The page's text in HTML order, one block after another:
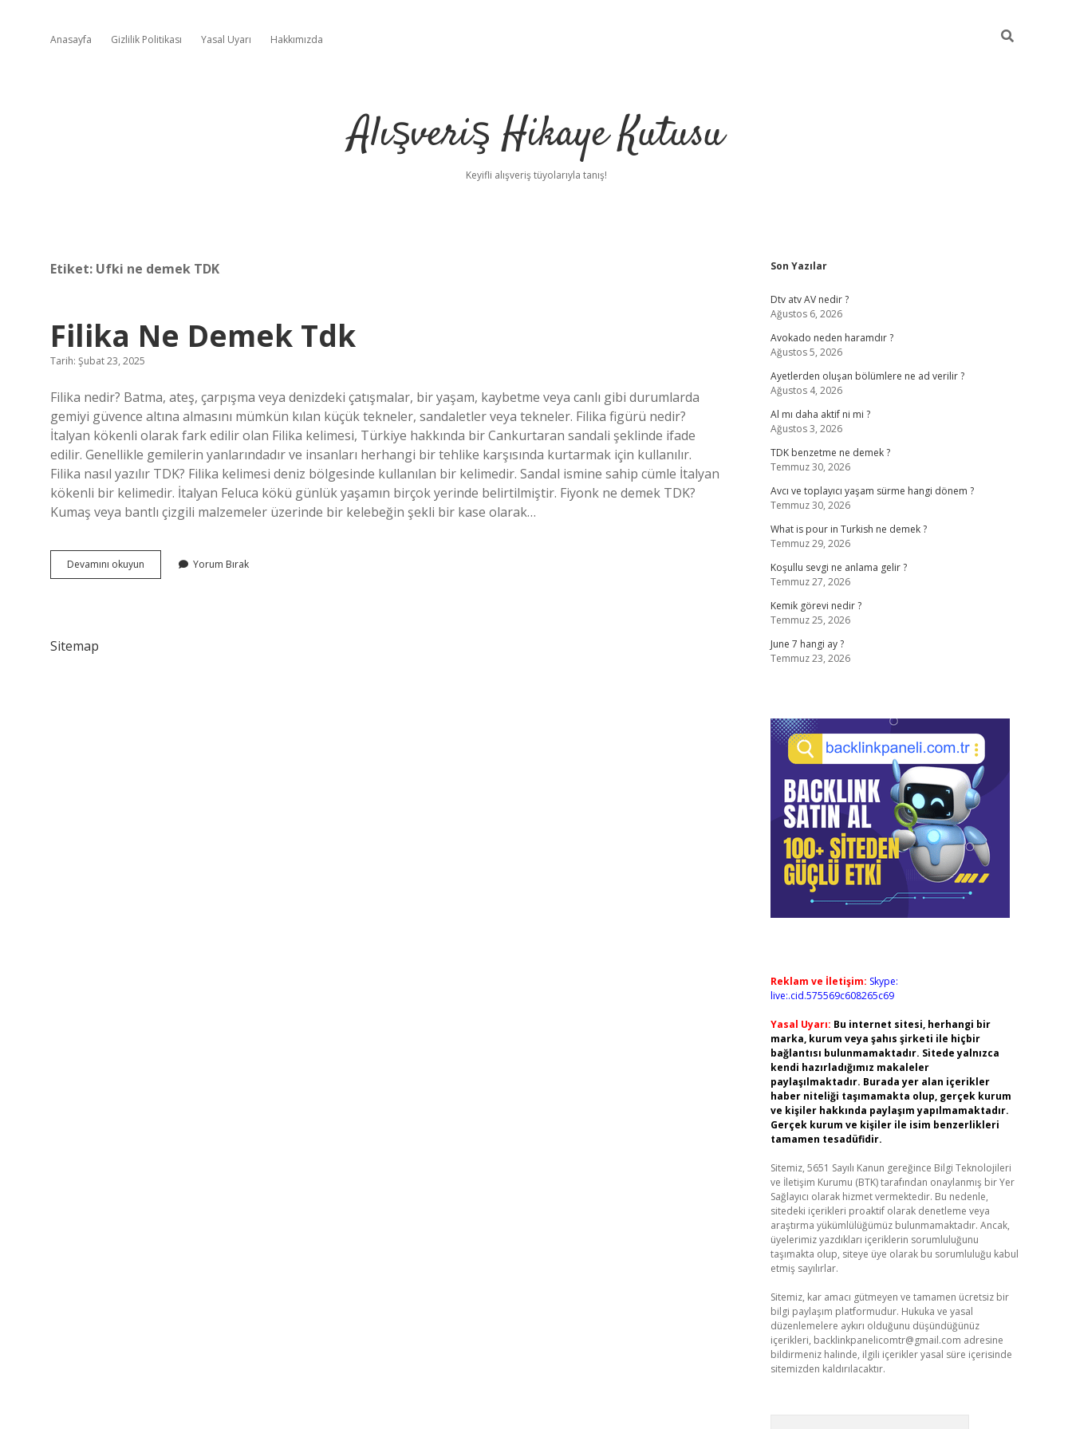
Anasayfa Gizlilik Politikası Yasal Uyarı Hakkımızda
Alışveriş Hikaye Kutusu
Keyifli alışveriş tüyolarıyla tanış!
Etiket: Ufki ne demek TDK
Filika Ne Demek Tdk
Tarih: Şubat 23, 2025
Filika nedir? Batma, ateş, çarpışma veya denizdeki çatışmalar, bir yaşam, kaybetme veya canlı gibi durumlarda
gemiyi güvence altına almasını mümkün kılan küçük tekneler, sandaletler veya tekneler. Filika figürü nedir?
İtalyan kökenli olarak fark edilir olan Filika kelimesi, Türkiye hakkında bir Cankurtaran sandali şeklinde ifade
edilir. Genellikle gemilerin yanlarındadır ve insanları herhangi bir tehlike karşısında kurtarmak için kullanılır.
Filika nasıl yazılır TDK? Filika kelimesi deniz bölgesinde kullanılan bir kelimedir. Sandal ismine sahip cümle İtalyan
kökenli bir kelimedir. İtalyan Feluca kökü günlük yaşamın birçok yerinde belirtilmiştir. Fiyonk ne demek TDK?
Kumaş veya bantlı çizgili malzemeler üzerinde bir kelebeğin şekli bir kase olarak…
Devamını okuyun
Ne
Yorum Bırak
Sitemap
Sidebar
Son Yazılar
Dtv atv AV nedir ?
Ağustos 6, 2026
Avokado neden haramdır ?
Ağustos 5, 2026
Ayetlerden oluşan bölümlere ne ad verilir ?
Ağustos 4, 2026
Al mı daha aktif ni mi ?
Ağustos 3, 2026
TDK benzetme ne demek ?
Temmuz 30, 2026
Avcı ve toplayıcı yaşam sürme hangi dönem ?
Temmuz 30, 2026
What is pour in Turkish ne demek ?
Temmuz 29, 2026
Koşullu sevgi ne anlama gelir ?
Temmuz 27, 2026
Kemik görevi nedir ?
Temmuz 25, 2026
June 7 hangi ay ?
Temmuz 23, 2026
Reklam ve İletişim: Skype:
live:.cid.575569c608265c69
Yasal Uyarı: Bu internet sitesi, herhangi bir
marka, kurum veya şahıs şirketi ile hiçbir
bağlantısı bulunmamaktadır. Sitede yalnızca
kendi hazırladığımız makaleler
paylaşılmaktadır. Burada yer alan içerikler
haber niteliği taşımamakta olup, gerçek kurum
ve kişiler hakkında paylaşım yapılmamaktadır.
Gerçek kurum ve kişiler ile isim benzerlikleri
tamamen tesadüfidir.
Sitemiz, 5651 Sayılı Kanun gereğince Bilgi Teknolojileri
ve İletişim Kurumu (BTK) tarafından onaylanmış bir Yer
Sağlayıcı olarak hizmet vermektedir. Bu nedenle,
sitedeki içerikleri proaktif olarak denetleme veya
araştırma yükümlülüğümüz bulunmamaktadır. Ancak,
üyelerimiz yazdıkları içeriklerin sorumluluğunu
taşımakta olup, siteye üye olarak bu sorumluluğu kabul
etmiş sayılırlar.
Sitemiz, kar amacı gütmeyen ve tamamen ücretsiz bir
bilgi paylaşım platformudur. Hukuka ve yasal
düzenlemelere aykırı olduğunu düşündüğünüz
içerikleri, backlinkpanelicomtr@gmail.com adresine
bildirmeniz halinde, ilgili içerikler yasal süre içerisinde
sitemizden kaldırılacaktır.